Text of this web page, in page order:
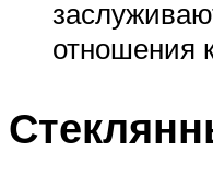
отношения